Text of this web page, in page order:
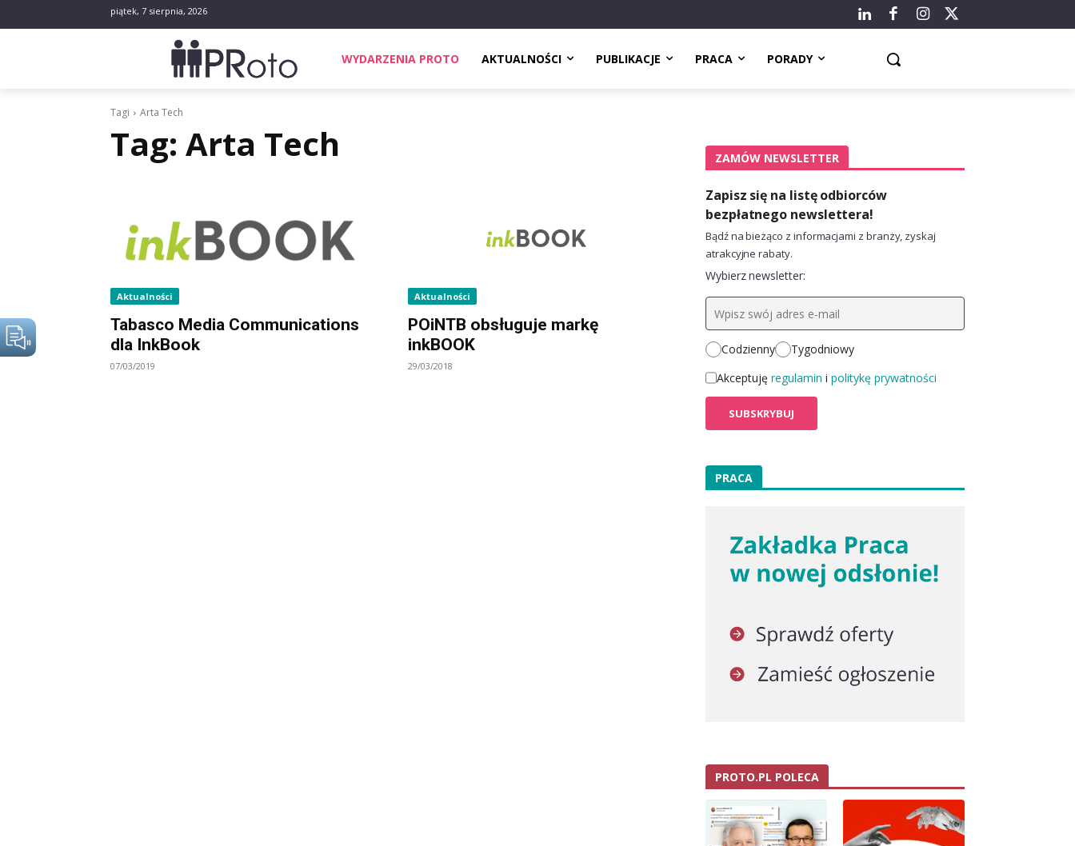
piątek, 7 sierpnia, 2026
WYDARZENIA PROTO AKTUALNOŚCI PUBLIKACJE PRACA PORADY
Tagi Arta Tech
Tag: Arta Tech
Aktualności
Tabasco Media Communications
dla InkBook
07/03/2019
Aktualności
POiNTB obsługuje markę
inkBOOK
29/03/2018
ZAMÓW NEWSLETTER
Zapisz się na listę odbiorców
bezpłatnego newslettera!
Bądź na bieżąco z informacjami z branży, zyskaj
atrakcyjne rabaty.
Wybierz newsletter:
Codzienny
Tygodniowy
Akceptuję regulamin i politykę prywatności
PRACA
PROTO.PL POLECA